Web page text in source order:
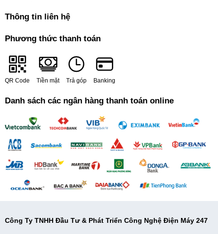
Thông tin liên hệ
Phương thức thanh toán
QR Code Tiền mặt Trả góp Banking
Danh sách các ngân hàng thanh toán online
Công Ty TNHH Đầu Tư & Phát Triển Công Nghệ Điện Máy 247